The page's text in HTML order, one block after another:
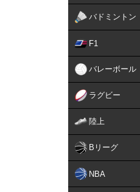
バドミントン
F1
バレーボール
ラグビー
陸上
Bリーグ
NBA